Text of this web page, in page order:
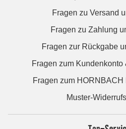
Fragen zu Versand
Fragen zu Zahlung
Fragen zur Rückgabe
Fragen zum Kundenkonto
Fragen zum HORNBACH
Muster-